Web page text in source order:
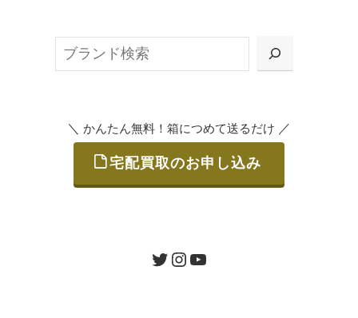
または梱包材不要の「集荷申込」からお選び
ご発送
＼ かんたん無料！箱につめて送るだけ ／
宅配買取のお申し込み
ツイッターインスタグラムユーチューブ